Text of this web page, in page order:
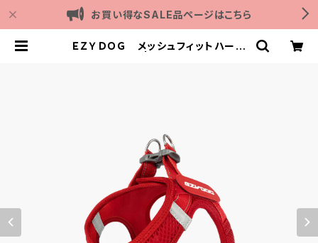
お買い得なSALE品ページはこちら
ＥＺＹＤＯＧ メッシュフィットハーネ